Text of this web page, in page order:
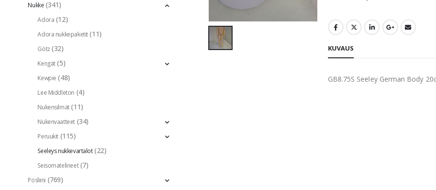
KUVAUS
GB8.75S Seeley German Body
Nukke (341)
Adora (12)
Adora nukkepaketit (11)
Götz (32)
Kengät (5)
Kewpie (48)
Lee Middleton (4)
Nukensilmät (11)
Nukenvaatteet (34)
Peruukit (115)
Seeleys nukkevartalot (22)
Seisomatelineet (7)
Posliini (769)